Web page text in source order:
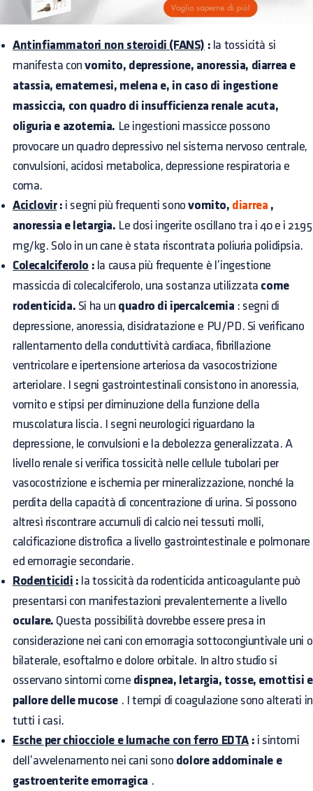
Antinfiammatori non steroidi (FANS) : la tossicità si
manifesta convomito, depressione, anoressia, diarrea e
atassia, ematemesi, melena e, in caso di ingestione
massiccia, con quadro di insufficienza renale acuta,
oliguria e azotemia. Le ingestioni massicce possono
provocare un quadro depressivo nel sistema nervoso centrale,
convulsioni, acidosi metabolica, depressione respiratoria e
coma.
Aciclovir: i segni più frequenti sonovomito, diarrea ,
anoressia e letargia. Le dosi ingerite oscillano tra i 40 e i 2195
mg/kg. Solo in un cane è stata riscontrata poliuria polidipsia.
Colecalciferolo : la causa più frequente è l’ingestione
massiccia di colecalciferolo, una sostanza utilizzata come
rodenticida. Si ha un quadro di ipercalcemia : segni di
depressione, anoressia, disidratazione e PU/PD. Si verificano
rallentamento della conduttività cardiaca, fibrillazione
ventricolare e ipertensione arteriosa da vasocostrizione
arteriolare. I segni gastrointestinali consistono in anoressia,
vomito e stipsi per diminuzione della funzione della
muscolatura liscia. I segni neurologici riguardano la
depressione, le convulsioni e la debolezza generalizzata. A
livello renale si verifica tossicità nelle cellule tubolari per
vasocostrizione e ischemia per mineralizzazione, nonché la
perdita della capacità di concentrazione di urina. Si possono
altresì riscontrare accumuli di calcio nei tessuti molli,
calcificazione distrofica a livello gastrointestinale e polmonare
ed emorragie secondarie.
Rodenticidi : la tossicità da rodenticida anticoagulante può
presentarsi con manifestazioni prevalentemente a livello
oculare. Questa possibilità dovrebbe essere presa in
considerazione nei cani con emorragia sottocongiuntivale uni o
bilaterale, esoftalmo e dolore orbitale. In altro studio si
osservano sintomi come dispnea, letargia, tosse, emottisi e
pallore delle mucose . I tempi di coagulazione sono alterati in
tutti i casi.
Esche per chiocciole e lumache con ferro EDTA : i sintomi
dell’avvelenamento nei cani sono dolore addominale e
gastroenterite emorragica .